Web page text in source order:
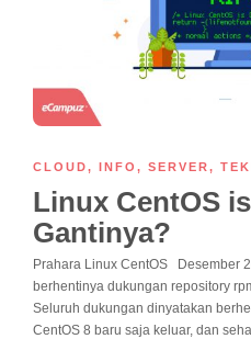
CLOUD, INFO , SERVER,
Linux CentOS
Gantinya?
Prahara Linux CentOS Desember
berhentinya dukungan repository
Seluruh dukungan dinyatakan
CentOS 8 baru saja keluar, dan